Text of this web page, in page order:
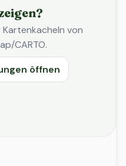
von
CARTO.
öffnen